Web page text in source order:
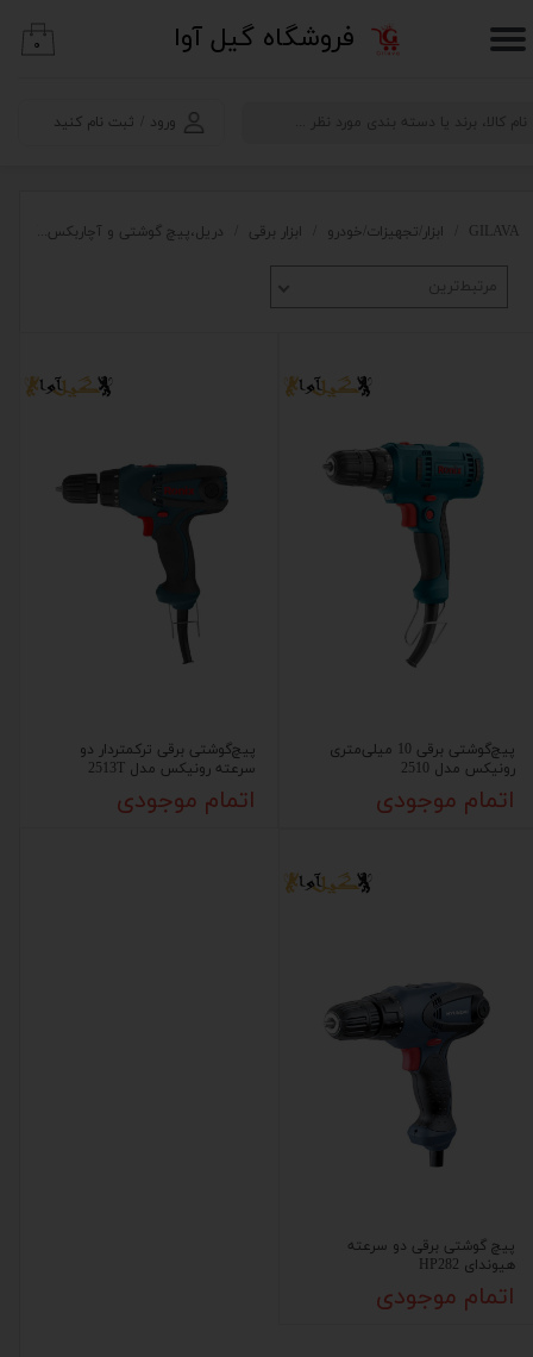
​فروشگاه گیل آوا
ورود ثبت نام کنید
حساب کاربری من
۰
GILAVA ابزار/تجهیزات/خودرو ابزار برقی دریل،پیچ گوشتی و آچاربکس
مرتبط‌ترین
پیچ‌گوشتی برقی 10 میلی‌متری
رونیکس مدل 2510
اتمام موجودی
پیچ‌گوشتی برقی ترکمتردار دو
سرعته رونیکس مدل 2513T
اتمام موجودی
پیچ گوشتی برقی دو سرعته
هیوندای HP282
اتمام موجودی